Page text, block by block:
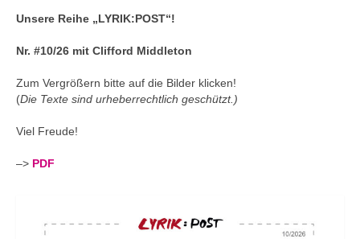
Veranstaltungen
Andenken
Neuerscheinungen von Mitgliedern
Unsere Reihe „LYRIK:POST“!
Nr. #10/26 mit Clifford Middleton
Zum Vergrößern bitte auf die Bilder klicken!
(Die Texte sind urheberrechtlich geschützt.)
Viel Freude!
–> PDF